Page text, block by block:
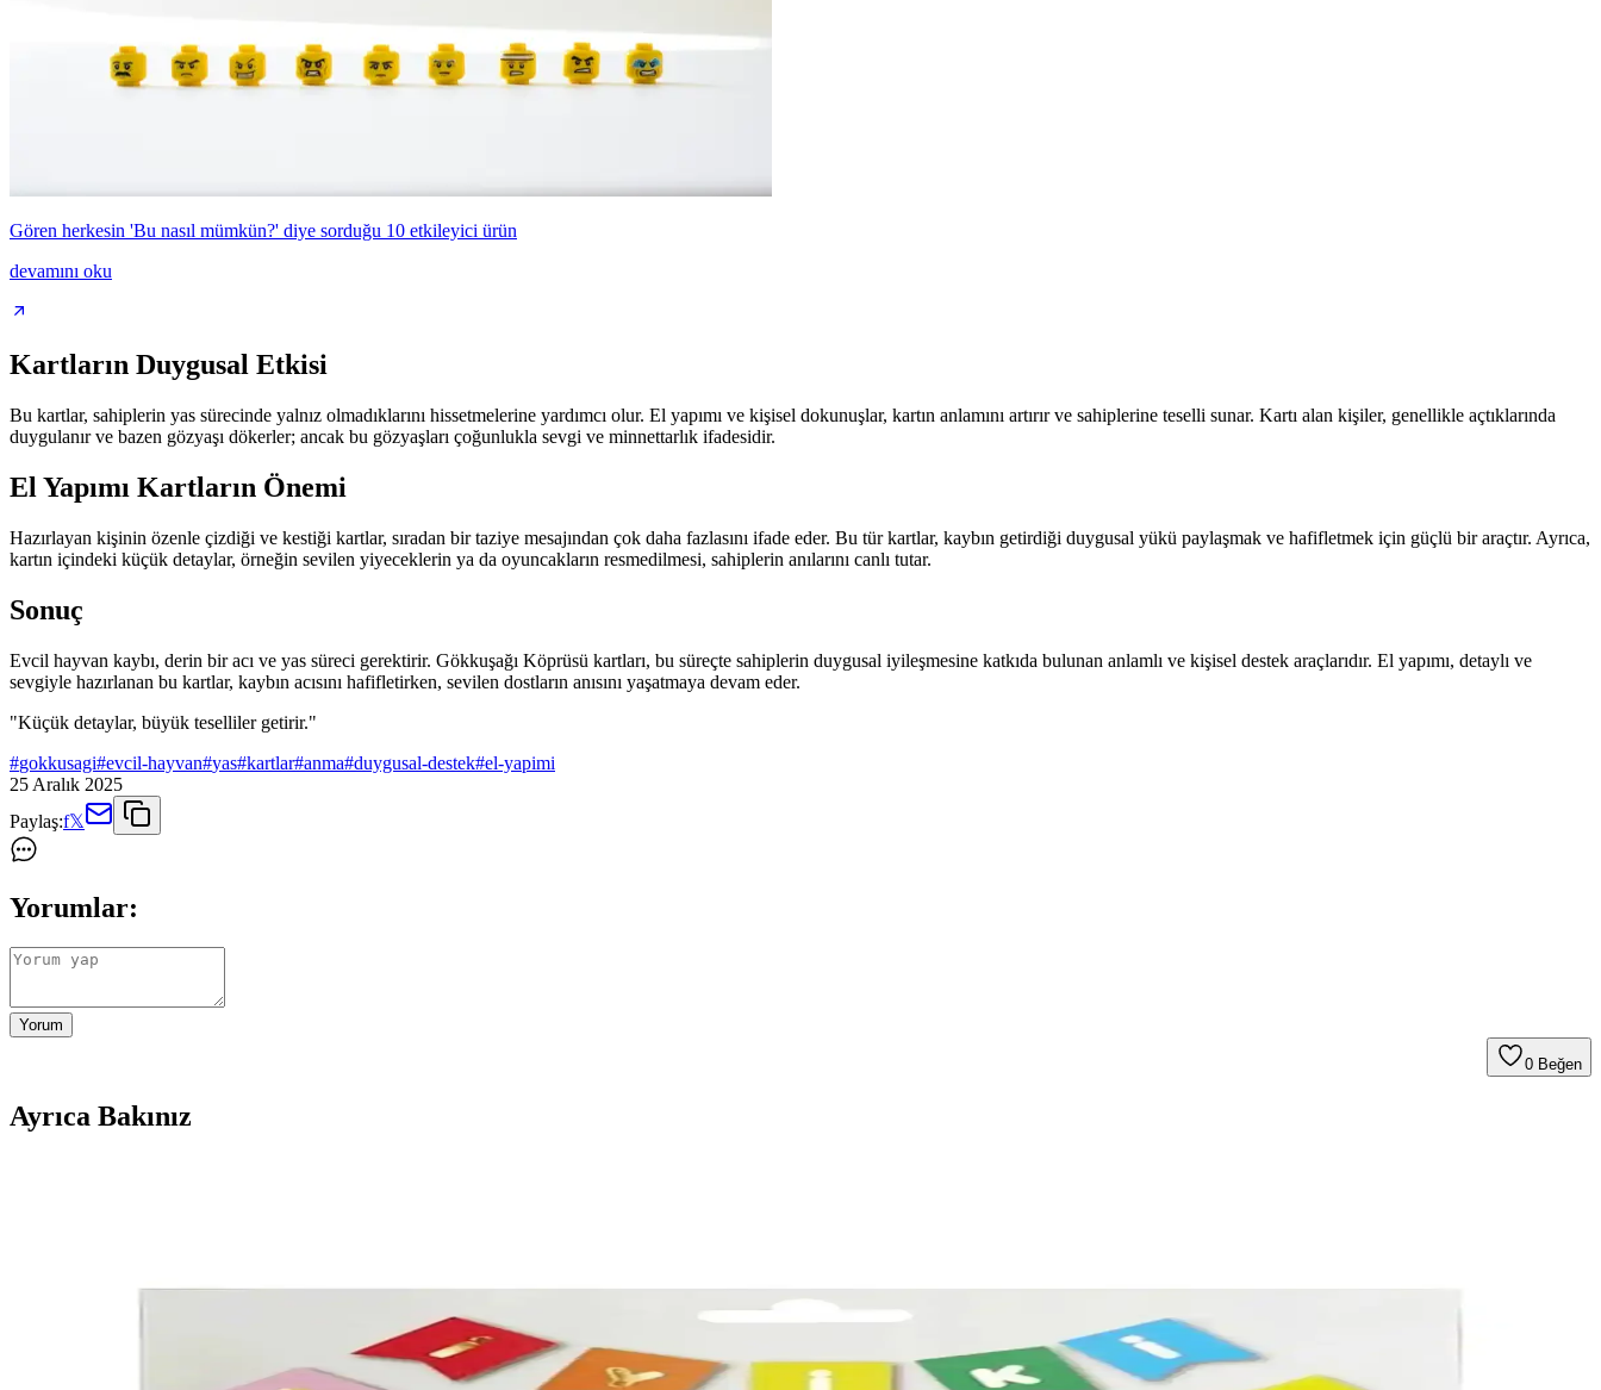
Gören herkesin 'Bu nasıl mümkün?' diye sorduğu 10 etkileyici ürün
devamını oku
Kartların Duygusal Etkisi
Bu kartlar, sahiplerin yas sürecinde yalnız olmadıklarını hissetmelerine yardımcı olur. El yapımı ve kişisel dokunuşlar, kartın anlamını artırır ve sahiplerine teselli sunar. Kartı alan kişiler, genellikle açtıklarında
duygulanır ve bazen gözyaşı dökerler; ancak bu gözyaşları çoğunlukla sevgi ve minnettarlık ifadesidir.
El Yapımı Kartların Önemi
Hazırlayan kişinin özenle çizdiği ve kestiği kartlar, sıradan bir taziye mesajından çok daha fazlasını ifade eder. Bu tür kartlar, kaybın getirdiği duygusal yükü paylaşmak ve hafifletmek için güçlü bir araçtır. Ayrıca,
kartın içindeki küçük detaylar, örneğin sevilen yiyeceklerin ya da oyuncakların resmedilmesi, sahiplerin anılarını canlı tutar.
Sonuç
Evcil hayvan kaybı, derin bir acı ve yas süreci gerektirir. Gökkuşağı Köprüsü kartları, bu süreçte sahiplerin duygusal iyileşmesine katkıda bulunan anlamlı ve kişisel destek araçlarıdır. El yapımı, detaylı ve
sevgiyle hazırlanan bu kartlar, kaybın acısını hafifletirken, sevilen dostların anısını yaşatmaya devam eder.
"Küçük detaylar, büyük teselliler getirir."
#gokkusagi#evcil-hayvan#yas#kartlar#anma#duygusal-destek#el-yapimi
25 Aralık 2025
Paylaş:f𝕏
Yorumlar:
Yorum
0 Beğen
Ayrıca Bakınız
Patladı Gitti E Harf Gökkuşağı Folyo Balon 16 İnç – Özellikler ve Kullanım Kılavuzu
Patladı Gitti E Harf Gökkuşağı Folyo Balon 16 İnç, sönük teslim edilir; pipet veya pompa ile şişirilir. Helyumla uçan balon olabilir. Jüt ipi veya rafya ile asılır; bantla sabitlenir, yeniden doldurulabilir ve güneşten